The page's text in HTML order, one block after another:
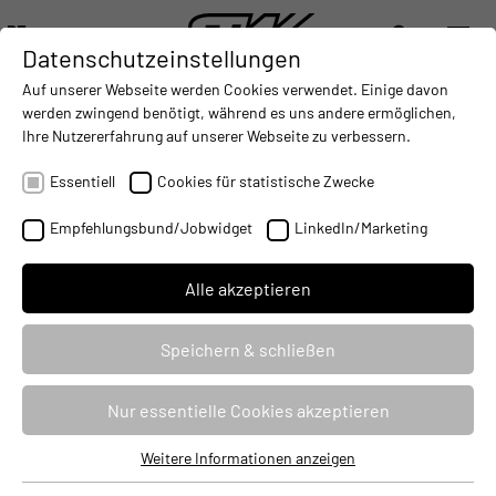
DE
DEUTSCH (DE)
ENGLISH (EN)
中文 (ZH)
DIGITALISIERUNG - CONNECTING THE WORLD OF MOBILE MACHINES
AUTOMATISIERUNG - IMPROVING MOBILE MACHINES
INTEGRATION
Manipulation
19.09.2024
Datenschutzeinstellungen
Auf unserer Webseite werden Cookies verwendet. Einige davon
werden zwingend benötigt, während es uns andere ermöglichen,
Ihre Nutzererfahrung auf unserer Webseite zu verbessern.
Essentiell Cookies für statistische Zwecke
Empfehlungsbund/Jobwidget LinkedIn/Marketing
Alle akzeptieren
Speichern & schließen
Nur essentielle Cookies akzeptieren
Weitere Informationen anzeigen